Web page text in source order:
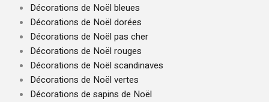
Décorations de Noël bleues
Décorations de Noël dorées
Décorations de Noël pas cher
Décorations de Noël rouges
Décorations de Noël scandinaves
Décorations de Noël vertes
Décorations de sapins de Noël